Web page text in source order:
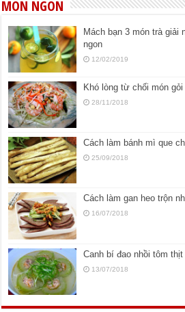
MÓN NGON
Mách bạn 3 món trà giải
ngon
12/02/2019
Khó lòng từ chối món
28/11/2018
Cách làm bánh mì que
25/09/2018
Cách làm gan heo trộn
16/07/2018
Canh bí đao nhồi tôm
13/07/2018